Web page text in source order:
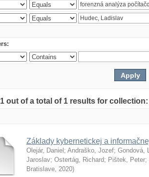
out of a total of 1 results for
Základy kybernetickej a
Olejár, Daniel ; Andraško, Jozef; Gondová,
Jaroslav; Ostertág, Richard; Pištek, Peter;
Bratislave, 2020)